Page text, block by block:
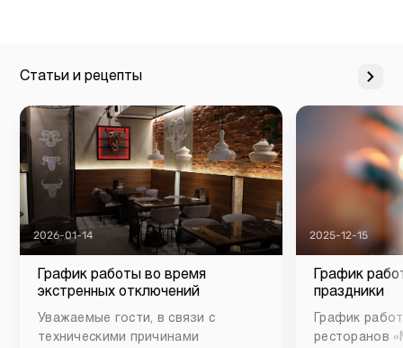
Статьи и рецепты
2026-01-14
График работы во время
экстренных отключений
Уважаемые гости, в связи с
техническими причинами
2025-12-15
График
праздники
График
ресторанов